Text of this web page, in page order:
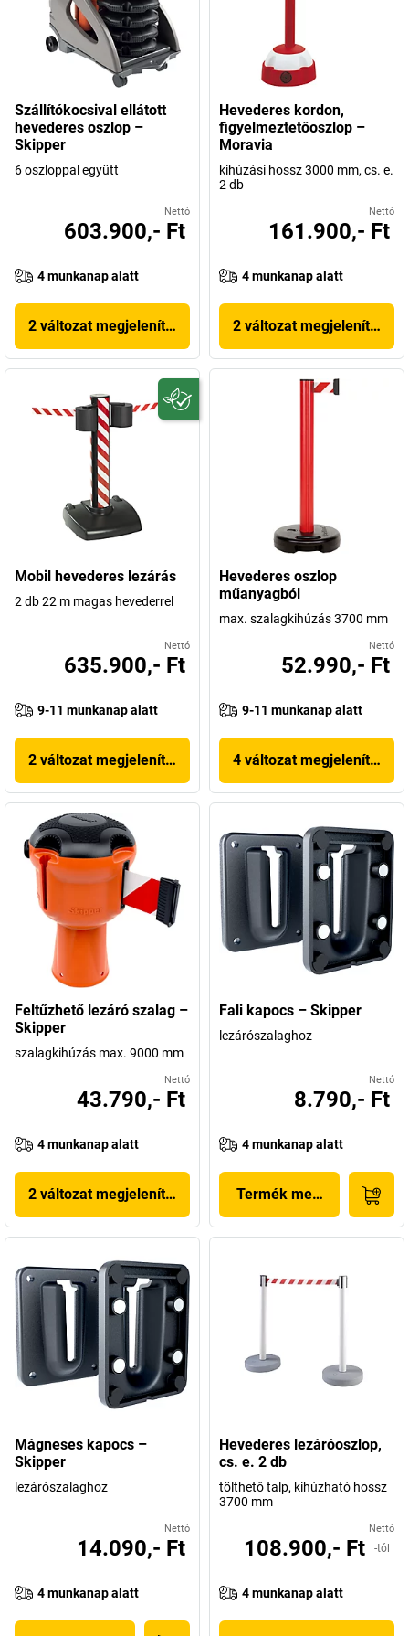
Szállítókocsival ellátott
hevederes oszlop –
Skipper
6 oszloppal együtt
Nettó
603.900,- Ft
4 munkanap alatt
2 változat megjelenítése
Hevederes kordon,
figyelmeztetőoszlop –
Moravia
kihúzási hossz 3000 mm, cs. e.
2 db
Nettó
161.900,- Ft
4 munkanap alatt
2 változat megjelenítése
Mobil hevederes lezárás
2 db 22 m magas hevederrel
Nettó
635.900,- Ft
9-11 munkanap alatt
2 változat megjelenítése
Hevederes oszlop
műanyagból
max. szalagkihúzás 3700 mm
Nettó
52.990,- Ft
9-11 munkanap alatt
4 változat megjelenítése
Feltűzhető lezáró szalag –
Skipper
szalagkihúzás max. 9000 mm
Nettó
43.790,- Ft
4 munkanap alatt
2 változat megjelenítése
Fali kapocs – Skipper
lezárószalaghoz
Nettó
8.790,- Ft
4 munkanap alatt
Termék megjelenítése
Mágneses kapocs –
Skipper
lezárószalaghoz
Nettó
14.090,- Ft
4 munkanap alatt
Hevederes lezáróoszlop,
cs. e. 2 db
tölthető talp, kihúzható hossz
3700 mm
Nettó
108.900,- Ft -tól
4 munkanap alatt